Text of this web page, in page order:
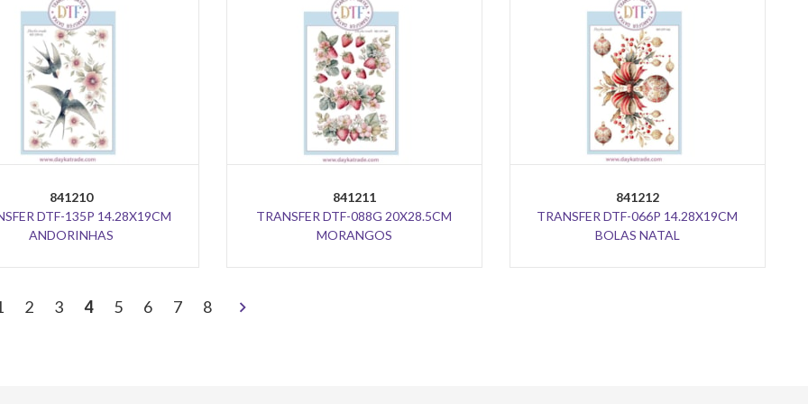
841210
DTF-135P 14.28X19CM
ANDORINHAS
841211
TRANSFER DTF-088G 20X28.5CM
MORANGOS
841212
TRANSFER DTF-066P 14.28X19CM
BOLAS NATAL
2 3 4 5 6 7 8